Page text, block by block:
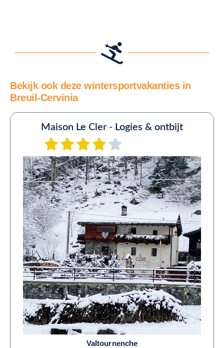
Bekijk ook deze wintersportvakanties in
Breuil-Cervinia
Maison Le Cler - Logies & ontbijt
Valtournenche